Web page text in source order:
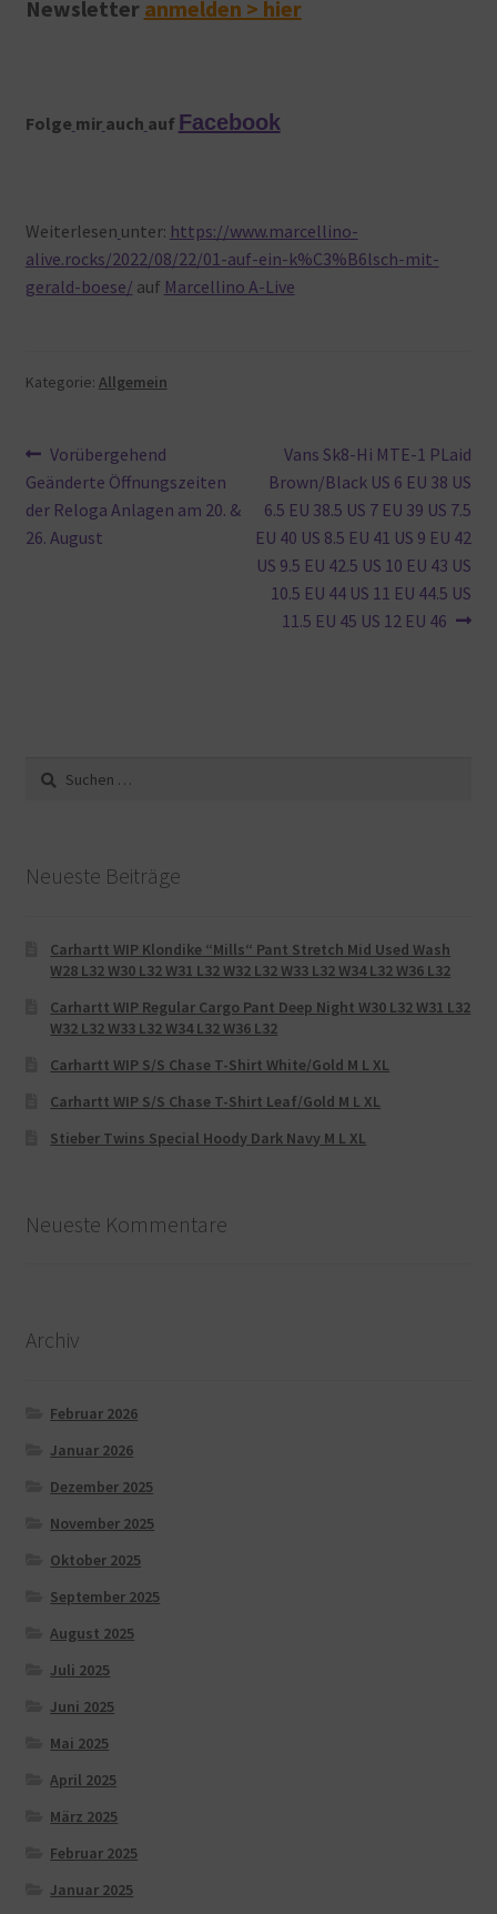
Newsletter anmelden > hier
Folge mir auch auf Facebook
Weiterlesen unter: https://www.marcellino-
alive.rocks/2022/08/22/01-auf-ein-k%C3%B6lsch-mit-
gerald-boese/ auf Marcellino A-Live
Kategorie: Allgemein
Beitragsnavigation
Vorheriger
Beitrag:
Vorübergehend
Geänderte Öffnungszeiten
der Reloga Anlagen am 20. &
26. August
Nächster
Beitrag:
Vans Sk8-Hi MTE-1 PLaid
Brown/Black US 6 EU 38 US
6.5 EU 38.5 US 7 EU 39 US 7.5
EU 40 US 8.5 EU 41 US 9 EU 42
US 9.5 EU 42.5 US 10 EU 43 US
10.5 EU 44 US 11 EU 44.5 US
11.5 EU 45 US 12 EU 46
Suche
nach:
Neueste Beiträge
Carhartt WIP Klondike “Mills“ Pant Stretch Mid Used Wash
W28 L32 W30 L32 W31 L32 W32 L32 W33 L32 W34 L32 W36 L32
Carhartt WIP Regular Cargo Pant Deep Night W30 L32 W31 L32
W32 L32 W33 L32 W34 L32 W36 L32
Carhartt WIP S/S Chase T-Shirt White/Gold M L XL
Carhartt WIP S/S Chase T-Shirt Leaf/Gold M L XL
Stieber Twins Special Hoody Dark Navy M L XL
Neueste Kommentare
Archiv
Februar 2026
Januar 2026
Dezember 2025
November 2025
Oktober 2025
September 2025
August 2025
Juli 2025
Juni 2025
Mai 2025
April 2025
März 2025
Februar 2025
Januar 2025